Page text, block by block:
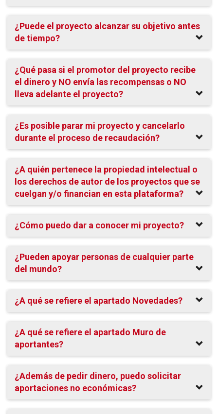
¿Puede el proyecto alcanzar su objetivo antes
de tiempo?
¿Qué pasa si el promotor del proyecto recibe
el dinero y NO envía las recompensas o NO
lleva adelante el proyecto?
¿Es posible parar mi proyecto y cancelarlo
durante el proceso de recaudación?
¿A quién pertenece la propiedad intelectual o
los derechos de autor de los proyectos que se
cuelgan y/o financian en esta plataforma?
¿Cómo puedo dar a conocer mi proyecto?
¿Pueden apoyar personas de cualquier parte
del mundo?
¿A qué se refiere el apartado Novedades?
¿A qué se refiere el apartado Muro de
aportantes?
¿Además de pedir dinero, puedo solicitar
aportaciones no económicas?